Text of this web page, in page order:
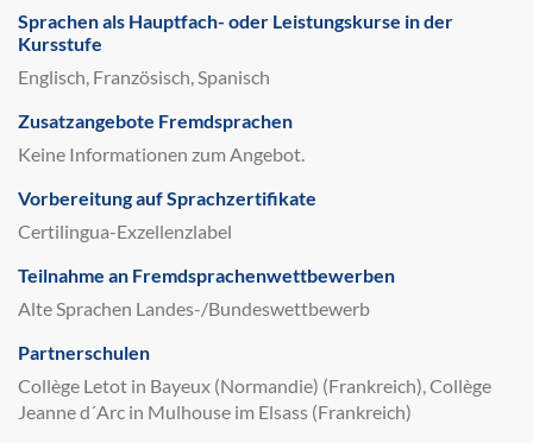
Sprachen als Hauptfach- oder Leistungskurse in der
Kursstufe
Englisch, Französisch, Spanisch
Zusatzangebote Fremdsprachen
Keine Informationen zum Angebot.
Vorbereitung auf Sprachzertifikate
Certilingua-Exzellenzlabel
Teilnahme an Fremdsprachenwettbewerben
Alte Sprachen Landes-/Bundeswettbewerb
Partnerschulen
Collège Letot in Bayeux (Normandie) (Frankreich), Collège
Jeanne d´Arc in Mulhouse im Elsass (Frankreich)